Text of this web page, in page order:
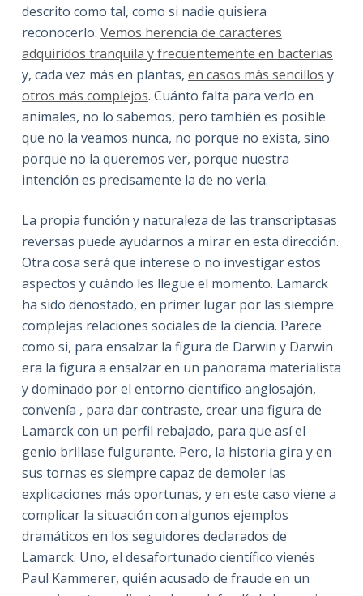
descrito como tal, como si nadie quisiera
reconocerlo. Vemos herencia de caracteres
adquiridos tranquila y frecuentemente en bacterias
y, cada vez más en plantas, en casos más sencillos y
otros más complejos. Cuánto falta para verlo en
animales, no lo sabemos, pero también es posible
que no la veamos nunca, no porque no exista, sino
porque no la queremos ver, porque nuestra
intención es precisamente la de no verla.
La propia función y naturaleza de las transcriptasas
reversas puede ayudarnos a mirar en esta dirección.
Otra cosa será que interese o no investigar estos
aspectos y cuándo les llegue el momento. Lamarck
ha sido denostado, en primer lugar por las siempre
complejas relaciones sociales de la ciencia. Parece
como si, para ensalzar la figura de Darwin y Darwin
era la figura a ensalzar en un panorama materialista
y dominado por el entorno científico anglosajón,
convenía , para dar contraste, crear una figura de
Lamarck con un perfil rebajado, para que así el
genio brillase fulgurante. Pero, la historia gira y en
sus tornas es siempre capaz de demoler las
explicaciones más oportunas, y en este caso viene a
complicar la situación con algunos ejemplos
dramáticos en los seguidores declarados de
Lamarck. Uno, el desafortunado científico vienés
Paul Kammerer, quién acusado de fraude en un